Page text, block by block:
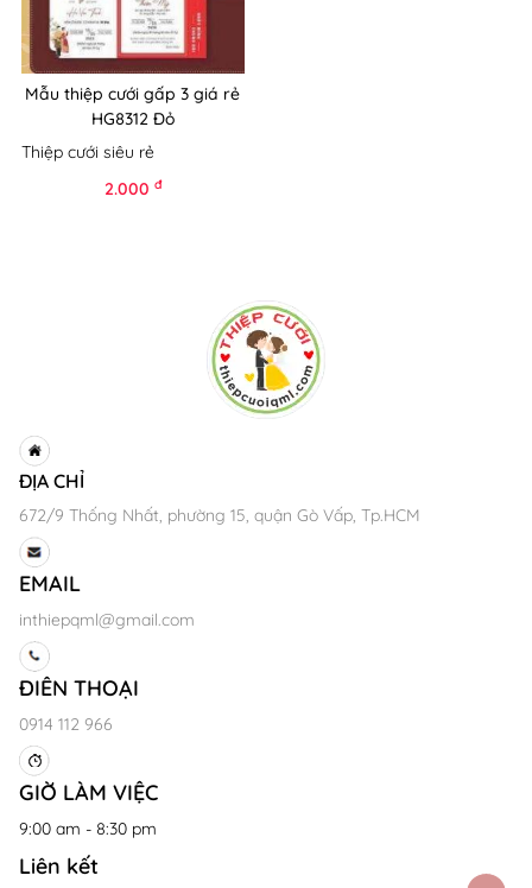
Mẫu thiệp cưới gấp 3 giá rẻ
HG8312 Đỏ
Thiệp cưới siêu rẻ
2.000 đ
ĐỊA CHỈ
672/9 Thống Nhất, phường 15, quận Gò Vấp, Tp.HCM
EMAIL
inthiepqml@gmail.com
ĐIÊN THOẠI
0914 112 966
GIỜ LÀM VIỆC
9:00 am - 8:30 pm
Liên kết